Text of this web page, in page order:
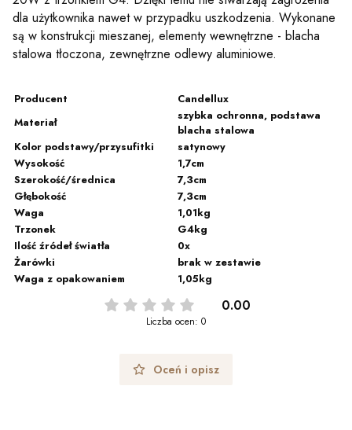
dla użytkownika nawet w przypadku uszkodzenia. Wykonane
są w konstrukcji mieszanej, elementy wewnętrzne - blacha
stalowa tłoczona, zewnętrzne odlewy aluminiowe.
Producent
Candellux
Materiał
szybka ochronna, podstawa
blacha stalowa
Kolor podstawy/przysufitki
satynowy
Wysokość
1,7cm
Szerokość/średnica
7,3cm
Głębokość
7,3cm
Waga
1,01kg
Trzonek
G4kg
Ilość źródeł światła
0x
Żarówki
brak w zestawie
Waga z opakowaniem
1,05kg
0.00
Liczba ocen: 0
Oceń i opisz